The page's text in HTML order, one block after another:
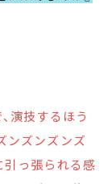
演技するほう
ンズンズンズ
引っ張られる感